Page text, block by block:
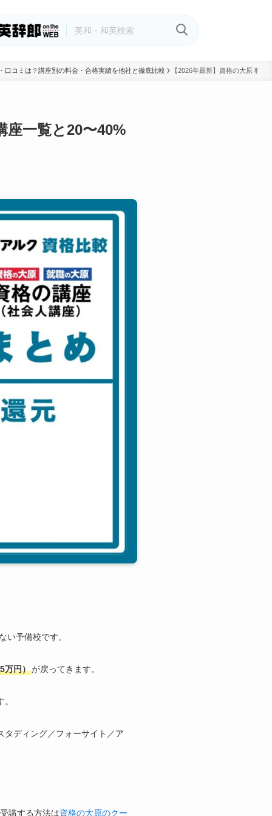
口コミは？講座別の料金・合格実績を他社と徹底比較 【2026年最新】資格の大原 教
座一覧と20〜40%
い予備校です。
万円）が戻ってきます。
タディング／フォーサイト／ア
講する方法は資格の大原のクー